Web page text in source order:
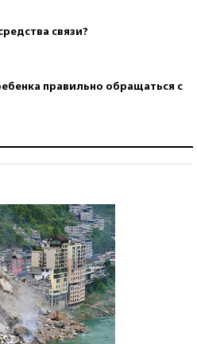
связи?
правильно обращаться с